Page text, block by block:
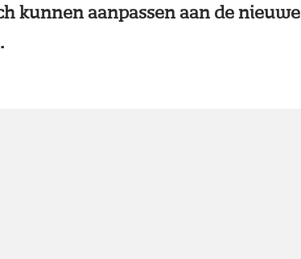
kunnen aanpassen aan de nieuwe